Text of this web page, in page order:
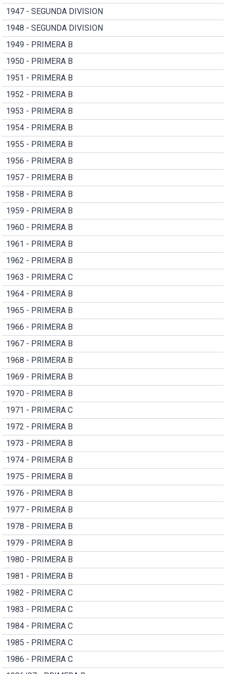
1947 - SEGUNDA DIVISION
1948 - SEGUNDA DIVISION
1949 - PRIMERA B
1950 - PRIMERA B
1951 - PRIMERA B
1952 - PRIMERA B
1953 - PRIMERA B
1954 - PRIMERA B
1955 - PRIMERA B
1956 - PRIMERA B
1957 - PRIMERA B
1958 - PRIMERA B
1959 - PRIMERA B
1960 - PRIMERA B
1961 - PRIMERA B
1962 - PRIMERA B
1963 - PRIMERA C
1964 - PRIMERA B
1965 - PRIMERA B
1966 - PRIMERA B
1967 - PRIMERA B
1968 - PRIMERA B
1969 - PRIMERA B
1970 - PRIMERA B
1971 - PRIMERA C
1972 - PRIMERA B
1973 - PRIMERA B
1974 - PRIMERA B
1975 - PRIMERA B
1976 - PRIMERA B
1977 - PRIMERA B
1978 - PRIMERA B
1979 - PRIMERA B
1980 - PRIMERA B
1981 - PRIMERA B
1982 - PRIMERA C
1983 - PRIMERA C
1984 - PRIMERA C
1985 - PRIMERA C
1986 - PRIMERA C